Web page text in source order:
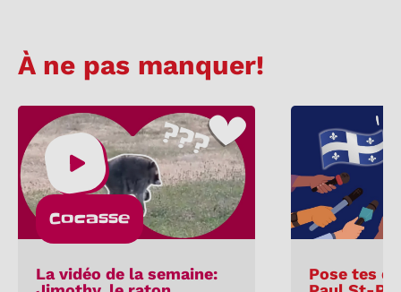
À ne pas manquer!
Cocasse
La vidéo de la semaine:
Pose tes